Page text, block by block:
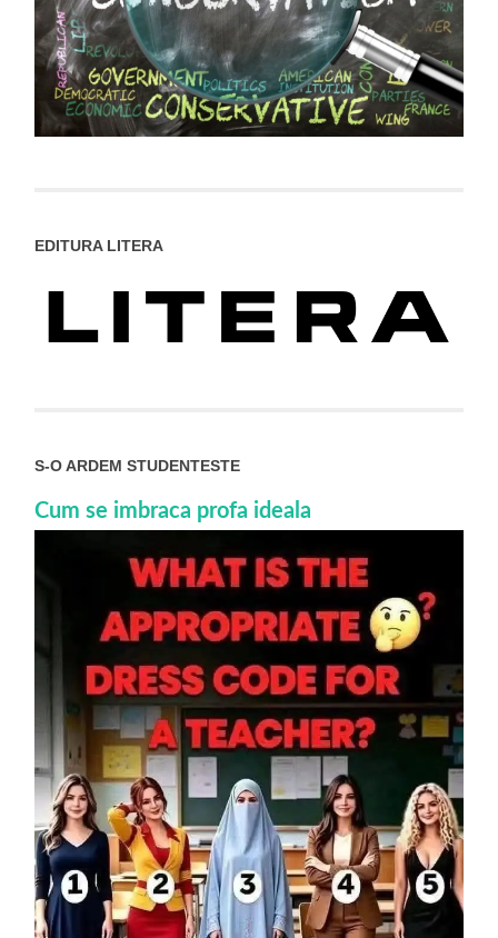
EDITURA LITERA
S-O ARDEM STUDENTESTE
Cum se imbraca profa ideala